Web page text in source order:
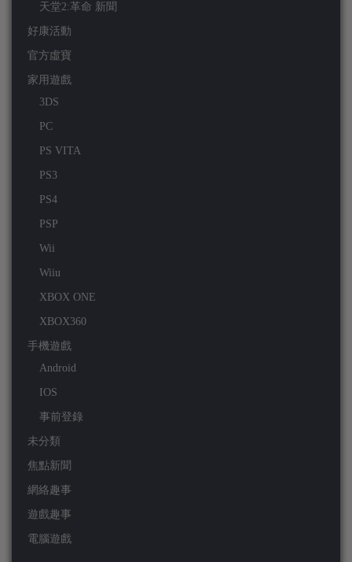
天堂2:革命 新聞
好康活動
官方虛寶
家用遊戲
3DS
PC
PS VITA
PS3
PS4
PSP
Wii
Wiiu
XBOX ONE
XBOX360
手機遊戲
Android
IOS
事前登錄
未分類
焦點新聞
網絡趣事
遊戲趣事
電腦遊戲